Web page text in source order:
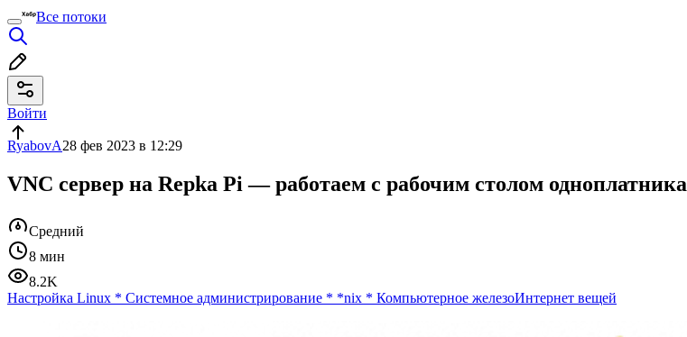
Все потоки
Войти
RyabovA28 фев 2023 в 12:29
VNC сервер на Repka Pi — работаем с рабочим столом
Средний
8 мин
8.2K
Настройка Linux * Системное администрирование * *nix * Компьютерное железоИнтернет вещей